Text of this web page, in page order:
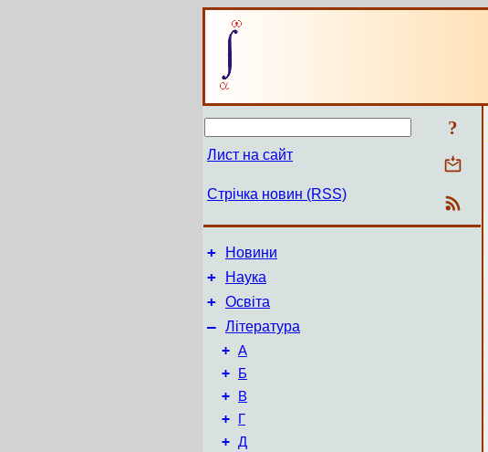
?
Лист на сайт
Стрічка новин (RSS)
+ Новини
+ Наука
+ Освіта
– Література
+ А
+ Б
+ В
+ Г
+ Д